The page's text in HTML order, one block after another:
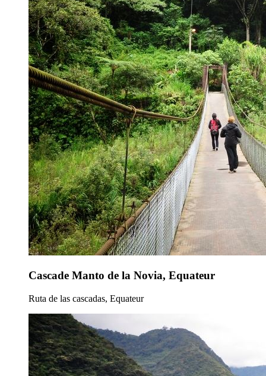
Cascade Manto de la Novia, Equateur
Ruta de las cascadas, Equateur